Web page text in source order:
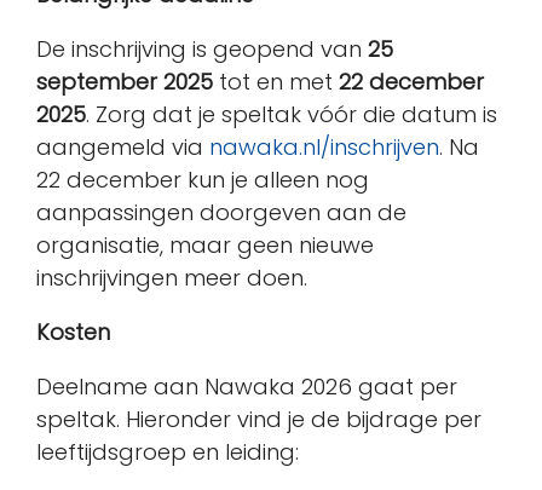
De inschrijving is geopend van 25
september 2025 tot en met 22 december
2025. Zorg dat je speltak vóór die datum is
aangemeld via nawaka.nl/inschrijven. Na
22 december kun je alleen nog
aanpassingen doorgeven aan de
organisatie, maar geen nieuwe
inschrijvingen meer doen.
Kosten
Deelname aan Nawaka 2026 gaat per
speltak. Hieronder vind je de bijdrage per
leeftijdsgroep en leiding: